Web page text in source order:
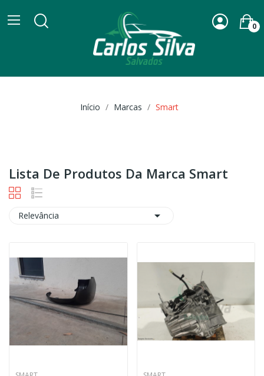
0
Início Marcas Smart
Lista De Produtos Da Marca Smart
Relevância 